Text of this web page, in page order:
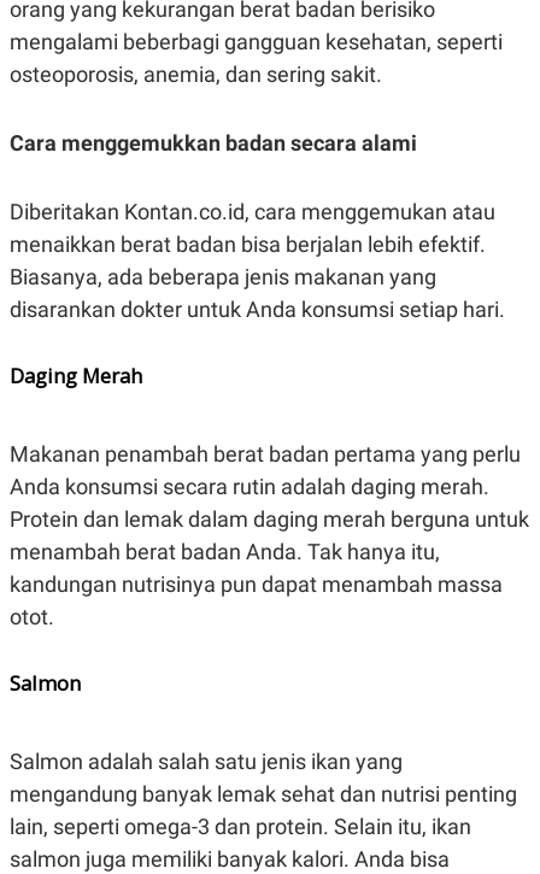
orang yang kekurangan berat badan berisiko
mengalami beberbagi gangguan kesehatan, seperti
osteoporosis, anemia, dan sering sakit.
Cara menggemukkan badan secara alami
Diberitakan Kontan.co.id, cara menggemukan atau
menaikkan berat badan bisa berjalan lebih efektif.
Biasanya, ada beberapa jenis makanan yang
disarankan dokter untuk Anda konsumsi setiap hari.
Daging Merah
Makanan penambah berat badan pertama yang perlu
Anda konsumsi secara rutin adalah daging merah.
Protein dan lemak dalam daging merah berguna untuk
menambah berat badan Anda. Tak hanya itu,
kandungan nutrisinya pun dapat menambah massa
otot.
Salmon
Salmon adalah salah satu jenis ikan yang
mengandung banyak lemak sehat dan nutrisi penting
lain, seperti omega-3 dan protein. Selain itu, ikan
salmon juga memiliki banyak kalori. Anda bisa